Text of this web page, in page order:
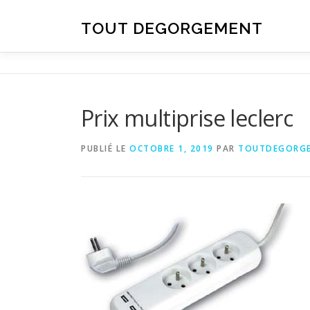
TOUT DEGORGEMENT
Prix multiprise leclerc
PUBLIÉ LE OCTOBRE 1, 2019 PAR